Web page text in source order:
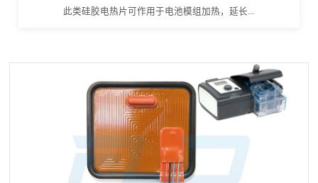
此类硅胶电热片可作用于电池模组加热，延长...